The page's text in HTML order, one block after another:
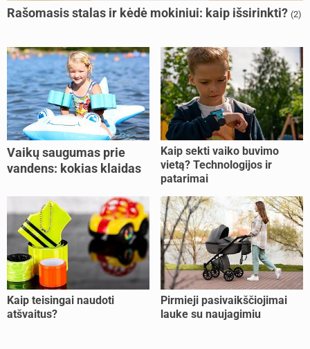
Rašomasis stalas ir kėdė mokiniui: kaip išsirinkti? (2)
Vaikų saugumas prie
vandens: kokias klaidas
Kaip sekti vaiko buvimo
vietą? Technologijos ir
patarimai
Kaip teisingai naudoti
atšvaitus?
Pirmieji pasivaikščiojimai
lauke su naujagimiu